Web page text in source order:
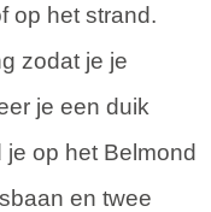
op het strand.
zodat je je
je een duik
je op het Belmond
en twee